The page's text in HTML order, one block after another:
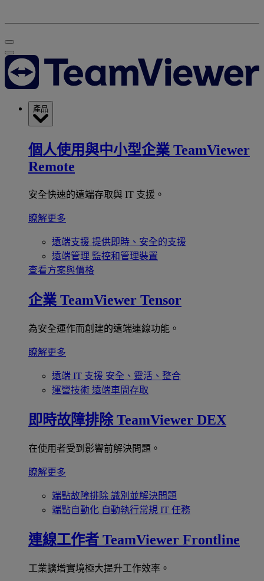
產品
個人使用與中小型企業 TeamViewer
Remote
安全快速的遠端存取與 IT 支援。
瞭解更多
遠端支援 提供即時、安全的支援
遠端管理 監控和管理裝置
查看方案與價格
企業 TeamViewer Tensor
為安全運作而創建的遠端連線功能。
瞭解更多
遠端 IT 支援 安全、靈活、整合
運營技術 遠端車間存取
即時故障排除 TeamViewer DEX
在使用者受到影響前解決問題。
瞭解更多
端點故障排除 識別並解決問題
端點自動化 自動執行常規 IT 任務
連線工作者 TeamViewer Frontline
工業擴增實境極大提升工作效率。